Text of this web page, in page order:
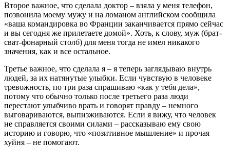
Второе важное, что сделала доктор – взяла у меня телефон,
позвонила моему мужу и на ломаном английском сообщила
«ваша командировка во Франции заканчивается прямо сейчас
и вы сегодня же прилетаете домой». Хоть, к слову, муж (брат-
сват-фонарный столб) для меня тогда не имел никакого
значения, как и все остальное.
Третье важное, что сделала я – я теперь заглядываю внутрь
людей, за их натянутые улыбки. Если чувствую в человеке
тревожность, по три раза спрашиваю «как у тебя дела»,
потому что обычно только после третьего раза люди
перестают улыбчиво врать и говорят правду – немного
выговариваются, выпизживаются. Если я вижу, что человек
не справляется своими силами – рассказываю ему свою
историю и говорю, что «позитивное мышление» и прочая
хуйня – не помогают.